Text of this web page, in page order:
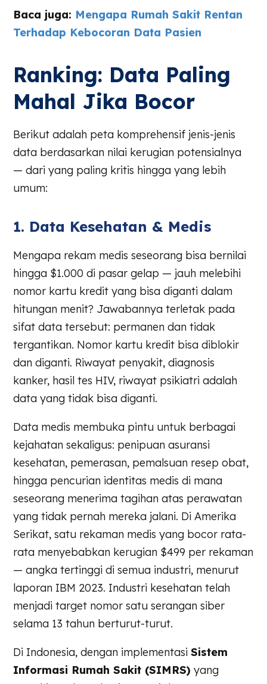
Baca juga: Mengapa Rumah Sakit Rentan
Terhadap Kebocoran Data Pasien
Ranking: Data Paling
Mahal Jika Bocor
Berikut adalah peta komprehensif jenis-jenis
data berdasarkan nilai kerugian potensialnya
— dari yang paling kritis hingga yang lebih
umum:
1. Data Kesehatan & Medis
Mengapa rekam medis seseorang bisa bernilai
hingga $1.000 di pasar gelap — jauh melebihi
nomor kartu kredit yang bisa diganti dalam
hitungan menit? Jawabannya terletak pada
sifat data tersebut: permanen dan tidak
tergantikan. Nomor kartu kredit bisa diblokir
dan diganti. Riwayat penyakit, diagnosis
kanker, hasil tes HIV, riwayat psikiatri adalah
data yang tidak bisa diganti.
Data medis membuka pintu untuk berbagai
kejahatan sekaligus: penipuan asuransi
kesehatan, pemerasan, pemalsuan resep obat,
hingga pencurian identitas medis di mana
seseorang menerima tagihan atas perawatan
yang tidak pernah mereka jalani. Di Amerika
Serikat, satu rekaman medis yang bocor rata-
rata menyebabkan kerugian $499 per rekaman
— angka tertinggi di semua industri, menurut
laporan IBM 2023. Industri kesehatan telah
menjadi target nomor satu serangan siber
selama 13 tahun berturut-turut.
Di Indonesia, dengan implementasiSistem
Informasi Rumah Sakit (SIMRS) yang